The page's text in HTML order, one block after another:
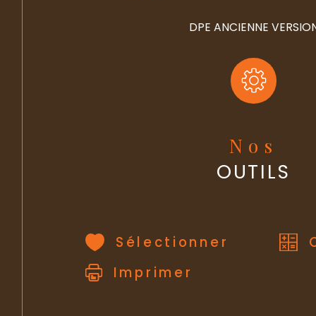
DPE ANCIENNE
Nos
OUTILS
Sélectionner
Imprimer